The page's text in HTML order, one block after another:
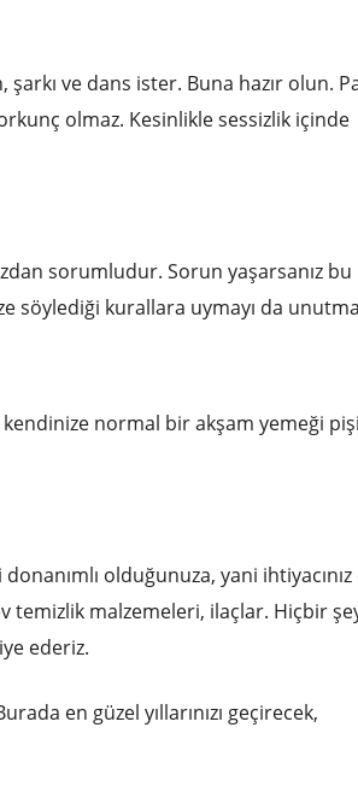
ve dans ister. Buna hazır olun.
olmaz. Kesinlikle sessizlik içinde
sorumludur. Sorun yaşarsanız bu
söylediği kurallara uymayı da
normal bir akşam yemeği
olduğunuza, yani ihtiyacınız
temizlik malzemeleri, ilaçlar. Hiçbir
ederiz.
en güzel yıllarınızı geçirecek,